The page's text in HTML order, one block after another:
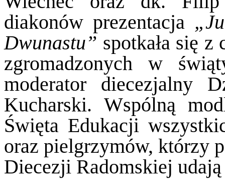
diakonów prezentacja
Dwunastu” spotkała się
zgromadzonych w
moderator diecezjalny
Kucharski. Wspólną
Święta Edukacji
oraz pielgrzymów, którzy
Diecezji Radomskiej